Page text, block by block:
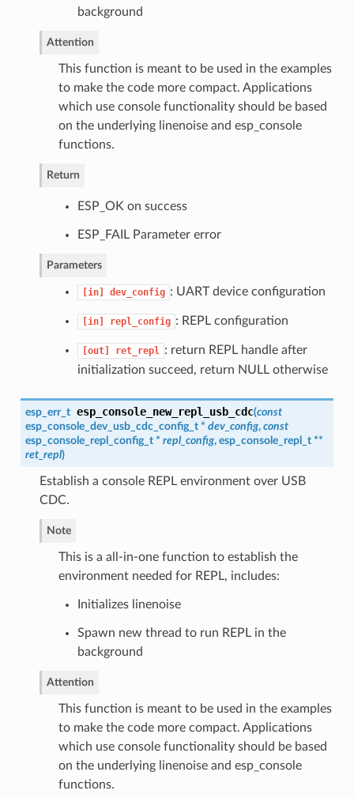
background
Attention
This function is meant to be used in the examples
to make the code more compact. Applications
which use console functionality should be based
on the underlying linenoise and esp_console
functions.
Return
ESP_OK on success
ESP_FAIL Parameter error
Parameters
[in] dev_config : UART device configuration
[in] repl_config : REPL configuration
[out] ret_repl : return REPL handle after
initialization succeed, return NULL otherwise
esp_err_t esp_console_new_repl_usb_cdc(const
esp_console_dev_usb_cdc_config_t* dev_config, const
esp_console_repl_config_t* repl_config, esp_console_repl_t**
ret_repl)
Establish a console REPL environment over USB
CDC.
Note
This is a all-in-one function to establish the
environment needed for REPL, includes:
Initializes linenoise
Spawn new thread to run REPL in the
background
Attention
This function is meant to be used in the examples
to make the code more compact. Applications
which use console functionality should be based
on the underlying linenoise and esp_console
functions.